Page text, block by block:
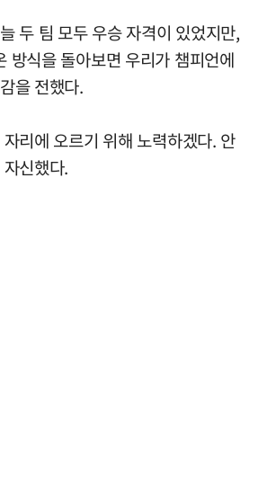
두 팀 모두 우승 자격이 있었지만,
방식을 돌아보면 우리가 챔피언에
을 전했다.
리에 오르기 위해 노력하겠다. 안
신했다.